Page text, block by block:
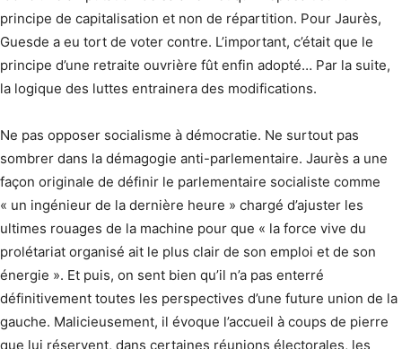
principe de capitalisation et non de répartition. Pour Jaurès,
Guesde a eu tort de voter contre. L’important, c’était que le
principe d’une retraite ouvrière fût enfin adopté… Par la suite,
la logique des luttes entrainera des modifications.
Ne pas opposer socialisme à démocratie. Ne surtout pas
sombrer dans la démagogie anti-parlementaire. Jaurès a une
façon originale de définir le parlementaire socialiste comme
« un ingénieur de la dernière heure » chargé d’ajuster les
ultimes rouages de la machine pour que « la force vive du
prolétariat organisé ait le plus clair de son emploi et de son
énergie ». Et puis, on sent bien qu’il n’a pas enterré
définitivement toutes les perspectives d’une future union de la
gauche. Malicieusement, il évoque l’accueil à coups de pierre
que lui réservent, dans certaines réunions électorales, les